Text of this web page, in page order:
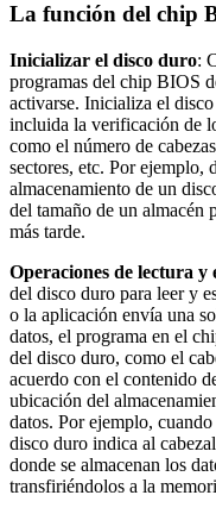
La función del chip
Inicializar el disco duro:
programas del chip BIOS
activarse. Inicializa el
incluida la verificación de
como el número de
sectores, etc. Por ejemplo,
almacenamiento de un
del tamaño de un almacén
más tarde.
Operaciones de lectura y
del disco duro para leer y
o la aplicación envía una
datos, el programa en el
del disco duro, como el
acuerdo con el contenido
ubicación del
datos. Por ejemplo,
disco duro indica al
donde se almacenan los
transfiriéndolos a la